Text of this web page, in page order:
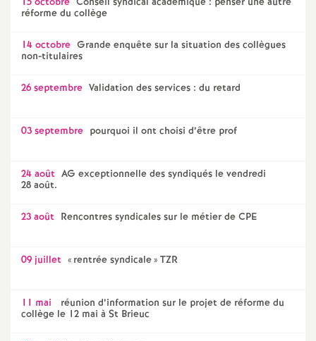
réforme du collège
14 octobre Grande enquête sur la situation des collègues
non-titulaires
26 septembre Validation des services : du retard
03 septembre pourquoi il ont choisi d’être prof
24 août AG exceptionnelle des syndiqués le vendredi
28 août.
23 août Rencontres syndicales sur le métier de CPE
09 juillet « rentrée syndicale» TZR
11 mai
réunion d’information sur le projet de réforme du
collège le 12 mai à St Brieuc